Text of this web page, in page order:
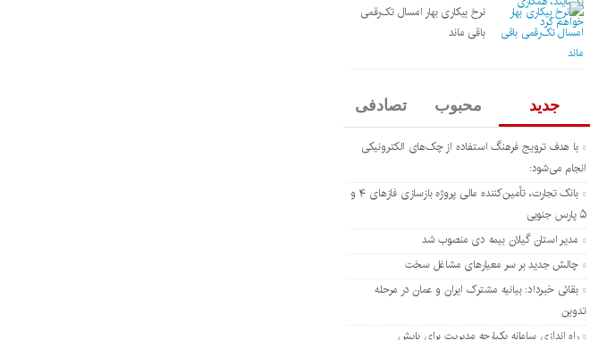
نرخ بیکاری بهار امسال تک‌رقمی
باقی ماند
جدید محبوب تصادفی
با هدف ترویج فرهنگ استفاده از چک‌های الکترونیکی
انجام می‌شود:
بانک تجارت، تأمین‌کننده مالی پروژه بازسازی فازهای ۴ و
۵ پارس جنوبی
مدیر استان گیلان بیمه دی منصوب شد
چالش جدید بر سر معیارهای مشاغل سخت
بقائی خبرداد: بیانیه مشترک ایران و عمان در مرحله
تدوین
راه اندازی سامانه یکپارچه مدیریت برای پایش